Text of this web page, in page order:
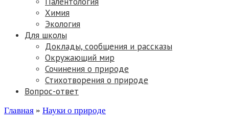
Химия
Экология
Для школы
Доклады, сообщения и рассказы
Окружающий мир
Сочинения о природе
Стихотворения о природе
Вопрос-ответ
Главная » Науки о природе